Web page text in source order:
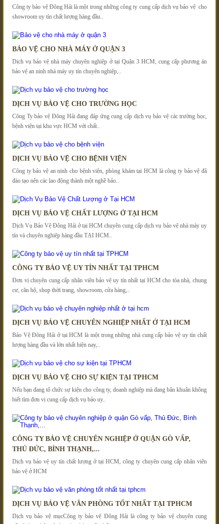
Công ty bảo vệ Đông Hải là một trong những công ty cung cấp dịch vụ bảo vệ cho
showroom uy tín chất lượng hàng đầu..
BẢO VỆ CHO NHÀ MÁY Ở QUẬN 3
Dịch vụ bảo vệ nhà máy chuyên nghiệp ở tại Quận 3 HCM, cung cấp phương án
bảo vệ an ninh nhà máy uy tín chuyên nghiệp,..
DỊCH VỤ BẢO VỆ CHO TRƯỜNG HỌC
Công Ty bảo vệ Đông Hải đang đáp ứng cung cấp dịch vụ bảo vệ các trường học,
bệnh viện tại khu vực HCM với chất..
DỊCH VỤ BẢO VỆ CHO BỆNH VIỆN
Công ty bảo vệ an ninh cho bệnh viện, phòng khám tại HCM là công ty bảo vệ đã
đào tạo nên các lao động thành một nghề bảo..
DỊCH VỤ BẢO VỆ CHẤT LƯỢNG Ở TẠI HCM
Dịch Vụ Bảo Vệ Đông Hải ở tại HCM chuyên cung cấp dịch vụ bảo vệ nhà máy uy
tín và chuyên nghiệp hàng đầu TẠI HCM..
CÔNG TY BẢO VỆ UY TÍN NHẤT TẠI TPHCM
Đơn vị chuyên cung cấp nhân viên bảo vệ uy tín nhất tại HCM cho tòa nhà, chung
cư, căn hộ, shop thời trang, showroom, cửa hàng,..
DỊCH VỤ BẢO VỆ CHUYÊN NGHIỆP NHẤT Ở TẠI HCM
Bảo Vệ Đông Hải ở tại HCM là một trong những nhà cung cấp bảo vệ uy tín chất
lượng hàng đầu và lớn nhất hiện nay,..
DỊCH VỤ BẢO VỆ CHO SỰ KIỆN TẠI TPHCM
Nếu bạn đang tổ chức sự kiện cho công ty, doanh nghiệp mà đang bân khuân không
biết tìm đơn vị cung cấp dịch vụ bảo uy..
CÔNG TY BẢO VỆ CHUYÊN NGHIỆP Ở QUẬN GÒ VẤP,
THỦ ĐỨC, BÌNH THẠNH,...
Dịch vụ bảo vệ uy tín chất lượng ở tại HCM, công ty chuyên cung cấp nhân viên
bảo vệ ở HCM
DỊCH VỤ BẢO VỆ VĂN PHÒNG TỐT NHẤT TẠI TPHCM
Dịch vụ bảo vệ mụcCông ty bảo vệ Đông Hải là công ty bảo vệ chuyên cung